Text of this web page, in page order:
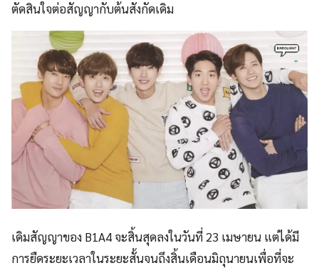
ตัดสินใจต่อสัญญากับต้นสังกัดเดิม
เดิมสัญญาของ B1A4 จะสิ้นสุดลงในวันที่ 23 เมษายน แต่ได้มี
การยืดระยะเวลาในระยะสั้นจนถึงสิ้นเดือนมิถุนายนเพื่อที่จะ